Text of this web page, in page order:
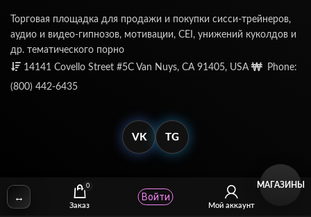
Торговая площадка для продажи и покупки сисси-трейнеров,
аудио и видео-гипнозов, мотивации, CEI, унижений куколдов и
др. тематического порно
14141 Covello Street #5C Van Nuys, CA 91405, USA
Phone:
(800) 442-6435
VK TG
© SissyTrainers.Com 2020-2025, Все Права Защищены
↔
0
Заказ Мой аккаунт
Войти
МАГАЗИНЫ